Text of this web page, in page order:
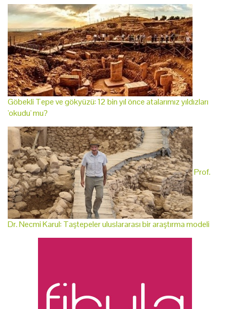
Göbekli Tepe ve gökyüzü: 12 bin yıl önce atalarımız yıldızları
'okudu' mu?
Prof.
Dr. Necmi Karul: Taştepeler uluslararası bir araştırma modeli